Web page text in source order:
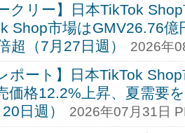
クリー】日本TikTok
Shop市場はGMV26.76
超（7月27日週）
2026年
ポート】日本TikTok
格12.2%上昇、夏需要
日週）
2026年07月31日